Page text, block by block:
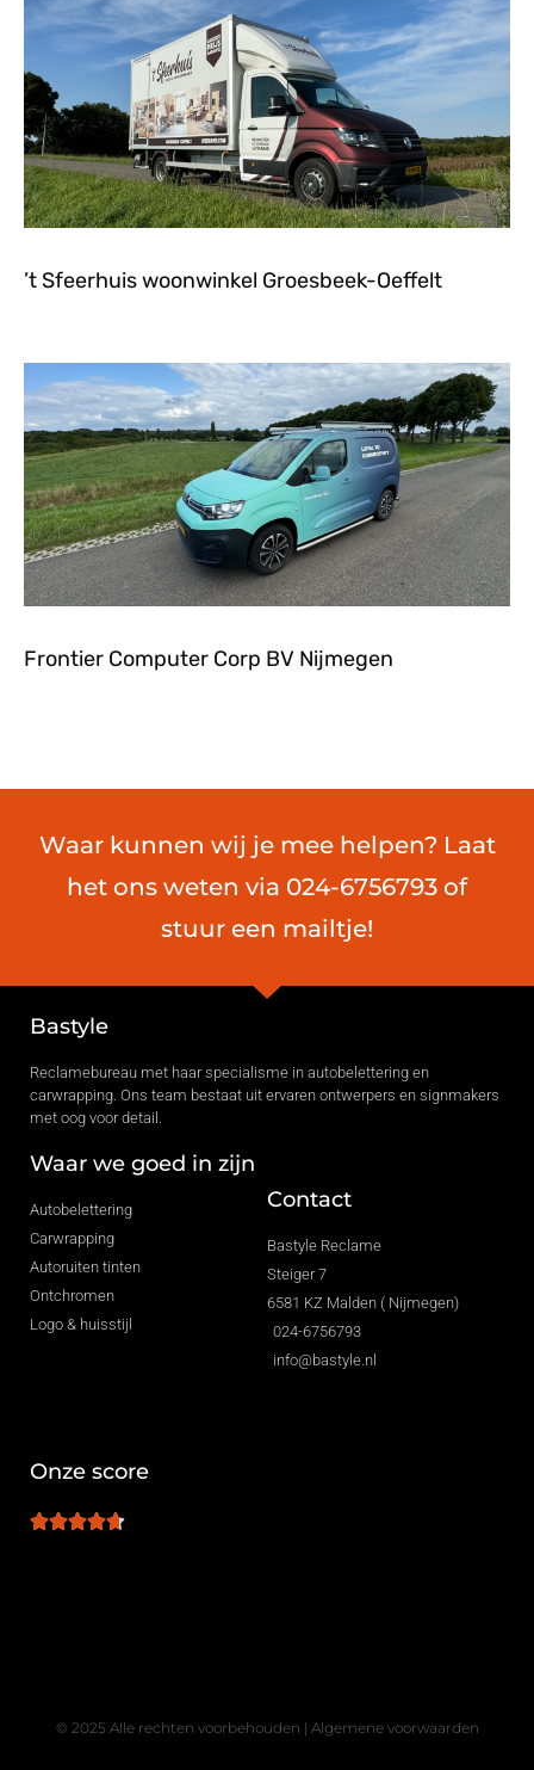
’t Sfeerhuis woonwinkel Groesbeek-Oeffelt
Frontier Computer Corp BV Nijmegen
Waar kunnen wij je mee helpen? Laat
het ons weten via 024-6756793 of
stuur een mailtje!
Bastyle
Reclamebureau met haar specialisme in autobelettering en
carwrapping. Ons team bestaat uit ervaren ontwerpers en signmakers
met oog voor detail.
Waar we goed in zijn
Autobelettering
Carwrapping
Autoruiten tinten
Ontchromen
Logo & huisstijl
Contact
Bastyle Reclame
Steiger 7
6581 KZ Malden ( Nijmegen)
024-6756793
info@bastyle.nl
Onze score
© 2025 Alle rechten voorbehouden | Algemene voorwaarden